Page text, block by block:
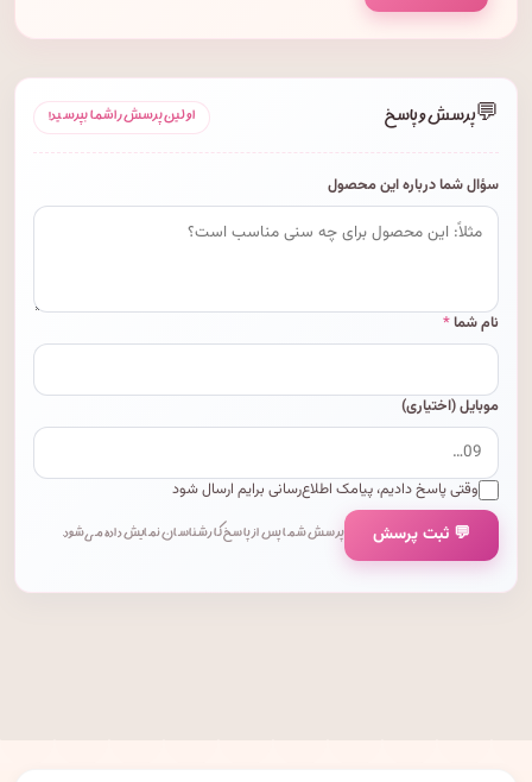
💬پرسش و پاسخ اولین پرسش را شما بپرسید!
سؤال شما درباره این محصول
نام شما*
موبایل (اختیاری)
وقتی پاسخ دادیم، پیامک اطلاع‌رسانی برایم ارسال شود
💬 ثبت پرسش پرسش شما پس از پاسخ کارشناسان نمایش داده می‌شود.